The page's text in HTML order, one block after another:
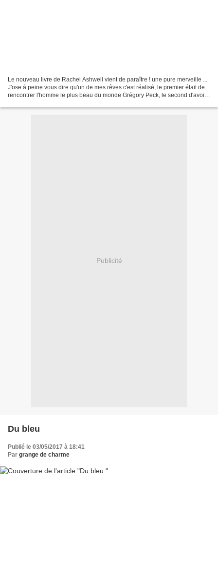
Le nouveau livre de Rachel Ashwell vient de paraître ! une pure merveille ...
J'ose à peine vous dire qu'un de mes rêves c'est réalisé, le premier était de
rencontrer l'homme le plus beau du monde Grégory Peck, le second d'avoir
Publicité
Du bleu
Publié le 03/05/2017 à 18:41
Par grange de charme